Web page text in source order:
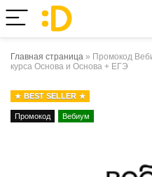
Главная страница » Промокод
курса Основа и Основа + ЕГЭ
BEST SELLER
Промокод Вебиум